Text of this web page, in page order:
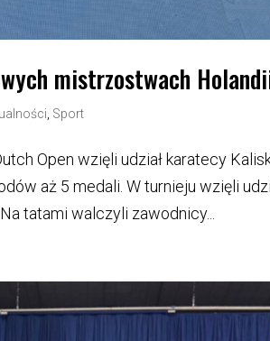
mistrzostwach
Sport
Open wzięli udział karatecy
aż 5 medali. W turnieju wzięli
tatami walczyli zawodnicy...